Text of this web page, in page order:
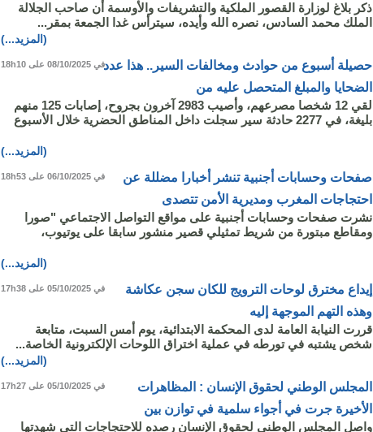
ذكر بلاغ لوزارة القصور الملكية والتشريفات والأوسمة أن صاحب الجلالة
الملك محمد السادس، نصره الله وأيده، سيترأس غدا الجمعة بمقر...
(المزيد...)
حصيلة أسبوع من حوادث ومخالفات السير.. هذا عدد
الضحايا والمبلغ المتحصل عليه من
لقي 12 شخصا مصرعهم، وأصيب 2983 آخرون بجروح، إصابات 125 منهم
بليغة، في 2277 حادثة سير سجلت داخل المناطق الحضرية خلال الأسبوع
(المزيد...)
في 08/10/2025 على 18h10
صفحات وحسابات أجنبية تنشر أخبارا مضللة عن
احتجاجات المغرب ومديرية الأمن تتصدى
نشرت صفحات وحسابات أجنبية على مواقع التواصل الاجتماعي "صورا
ومقاطع مبتورة من شريط تمثيلي قصير منشور سابقا على يوتيوب،
(المزيد...)
في 06/10/2025 على 18h53
إيداع مخترق لوحات الترويج للكان سجن عكاشة
وهذه التهم الموجهة إليه
قررت النيابة العامة لدى المحكمة الابتدائية، يوم أمس السبت، متابعة
شخص يشتبه في تورطه في عملية اختراق اللوحات الإلكترونية الخاصة...
(المزيد...)
في 05/10/2025 على 17h38
المجلس الوطني لحقوق الإنسان : المظاهرات
الأخيرة جرت في أجواء سلمية في توازن بين
واصل المجلس الوطني لحقوق الإنسان رصده للاحتجاجات التي شهدتها
في 05/10/2025 على 17h27